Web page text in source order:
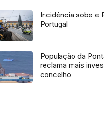
Incidência sobe e
Portugal
População da
reclama mais
concelho